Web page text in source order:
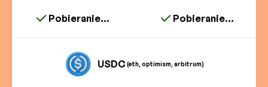
Pobieranie... Pobieranie...
USDC(eth, optimism, arbitrum)